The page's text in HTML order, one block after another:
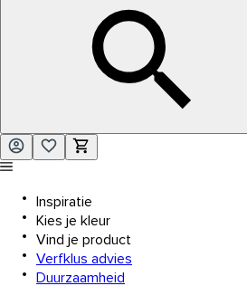
Inspiratie
Kies je kleur
Vind je product
Verfklus advies
Duurzaamheid